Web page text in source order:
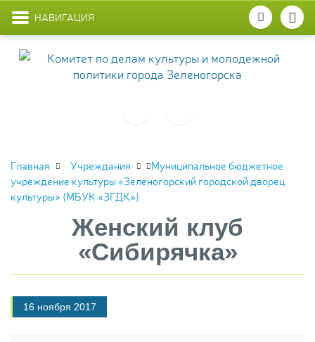
НАВИГАЦИЯ
Главная Учреждания
Муниципальное бюджетное
учреждение культуры «Зеленогорский городской дворец
культуры» (МБУК «ЗГДК»)
Женский клуб
«Сибирячка»
16 ноября 2017